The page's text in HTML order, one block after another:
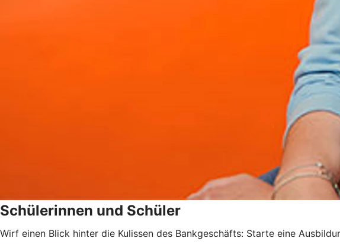
Schülerinnen und Schüler
Wirf einen Blick hinter die Kulissen des Bankgeschäfts: Starte eine